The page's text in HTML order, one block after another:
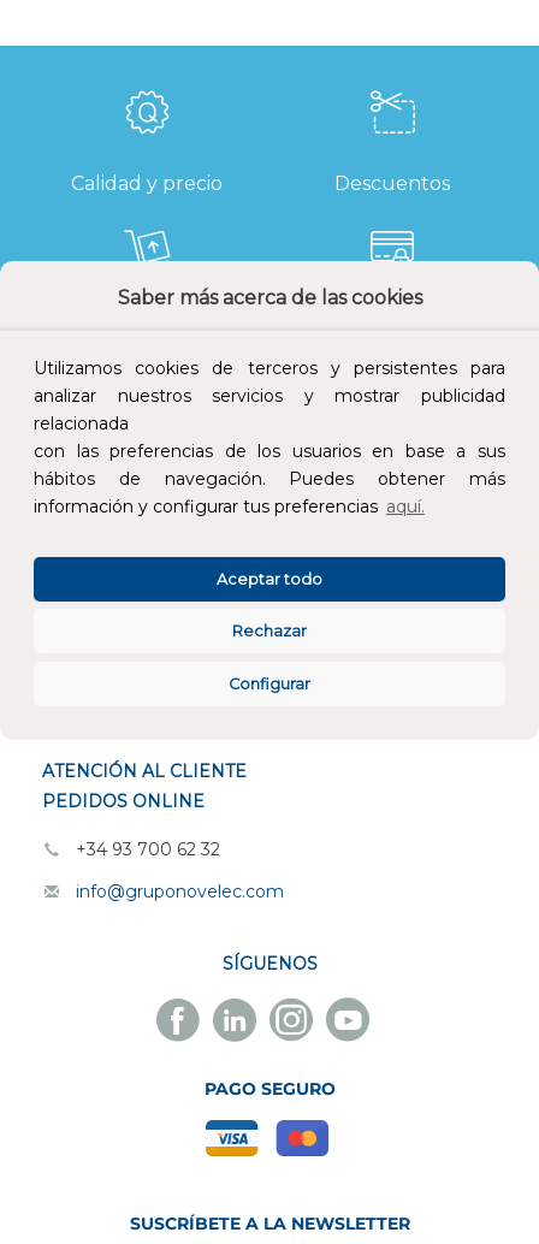
Saber más acerca de las cookies
Utilizamos cookies de terceros y persistentes para
analizar nuestros servicios y mostrar publicidad
relacionada
con las preferencias de los usuarios en base a sus
hábitos de navegación. Puedes obtener más
información y configurar tus preferencias aquí.
Configurar
Rechazar
Aceptar todo
Calidad y precio Descuentos
Atención al cliente
ATENCIÓN AL CLIENTE
PEDIDOS ONLINE
+34 93 700 62 32
info@gruponovelec.com
SÍGUENOS
Facebook
Novelec
Linkedin
Novelec
Instagram
Novelec
Youtube
Novelec
PAGO SEGURO
SUSCRÍBETE A LA NEWSLETTER